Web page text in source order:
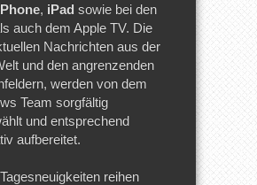
, iPad sowie bei den
auch dem Apple TV. Die
Nachrichten aus der
und den angrenzenden
werden von dem
Team sorgfältig
und entsprechend
aufbereitet.
reihen